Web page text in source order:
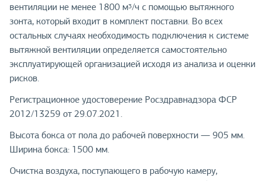
вентиляции не менее 1800 м3/ч с помощью вытяжного
зонта, который входит в комплект поставки. Во всех
остальных случаях необходимость подключения к системе
вытяжной вентиляции определяется самостоятельно
эксплуатирующей организацией исходя из анализа и оценки
рисков.
Регистрационное удостоверение Росздравнадзора ФСР
2012/13259 от 29.07.2021.
Высота бокса от пола до рабочей поверхности — 905 мм.
Ширина бокса: 1500 мм.
Очистка воздуха, поступающего в рабочую камеру,